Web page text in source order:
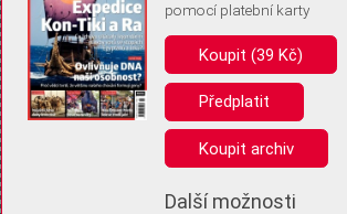
Pro základní fungování webu nepotřebujeme
(tzv. cookies apod.). Rádi bychom vás ale požádali
uložením volitelných informací:
Anonymní unikátní ID
Díky němu příště poznáme, že se jedná o stejné
Identifikátor je zcela anonymní.
pomocí platební karty
Koupit (39 Kč)
Předplatit
Koupit archiv
Další možnosti